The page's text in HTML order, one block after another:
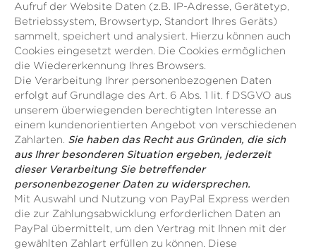
Aufruf der Website Daten (z.B. IP-Adresse, Gerätetyp,
Betriebssystem, Browsertyp, Standort Ihres Geräts)
sammelt, speichert und analysiert. Hierzu können auch
Cookies eingesetzt werden. Die Cookies ermöglichen
die Wiedererkennung Ihres Browsers.
Die Verarbeitung Ihrer personenbezogenen Daten
erfolgt auf Grundlage des Art. 6 Abs. 1 lit. f DSGVO aus
unserem überwiegenden berechtigten Interesse an
einem kundenorientierten Angebot von verschiedenen
Zahlarten. Sie haben das Recht aus Gründen, die sich
aus Ihrer besonderen Situation ergeben, jederzeit
dieser Verarbeitung Sie betreffender
personenbezogener Daten zu widersprechen.
Mit Auswahl und Nutzung von PayPal Express werden
die zur Zahlungsabwicklung erforderlichen Daten an
PayPal übermittelt, um den Vertrag mit Ihnen mit der
gewählten Zahlart erfüllen zu können. Diese